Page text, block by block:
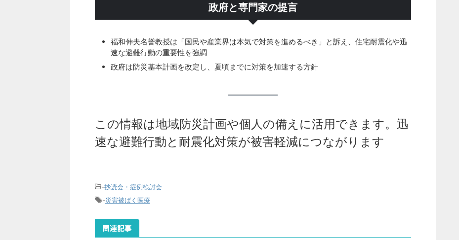
政府と専門家の提言
福和伸夫名誉教授は「国民や産業界は本気で対策を進めるべき」と訴え、住宅耐震化や迅
速な避難行動の重要性を強調
政府は防災基本計画を改定し、夏頃までに対策を加速する方針
この情報は地域防災計画や個人の備えに活用できます。迅
速な避難行動と耐震化対策が被害軽減につながります
-抄読会・症例検討会
-災害被ばく医療
関連記事